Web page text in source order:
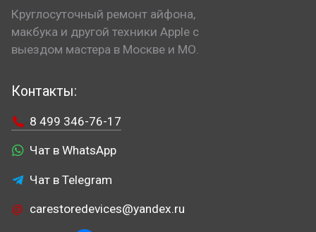
Круглосуточный ремонт айфона,
макбука и другой техники Apple с
выездом мастера в Москве и МО.
Контакты:
8 499 346-76-17
Чат в WhatsApp
Чат в Telegram
carestoredevices@yandex.ru